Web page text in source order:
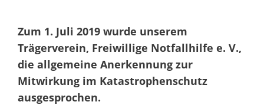
Zum 1. Juli 2019 wurde unserem
Trägerverein, Freiwillige Notfallhilfe e. V.,
die allgemeine Anerkennung zur
Mitwirkung im Katastrophenschutz
ausgesprochen.